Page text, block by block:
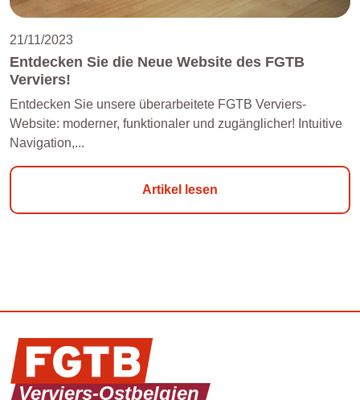
21/11/2023
Entdecken Sie die Neue Website des FGTB
Verviers!
Entdecken Sie unsere überarbeitete FGTB Verviers-
Website: moderner, funktionaler und zugänglicher! Intuitive
Navigation,...
Artikel lesen